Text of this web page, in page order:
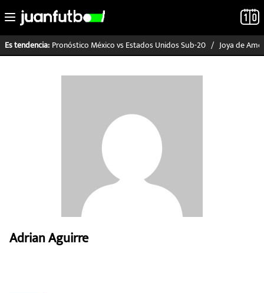
Es tendencia: Pronóstico México vs Estados Unidos Sub-20 Joya de
SELECCIÓN MEXICANA
FUTBOL INTERNACIONAL
Adrian Aguirre